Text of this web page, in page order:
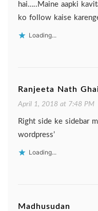
hai…..Maine aapki
ko follow kaise
Loading...
Ranjeeta Nath Ghai
April 1, 2018 at 7:48 PM
Right side ke sidebar
wordpress’
Loading...
Madhusudan